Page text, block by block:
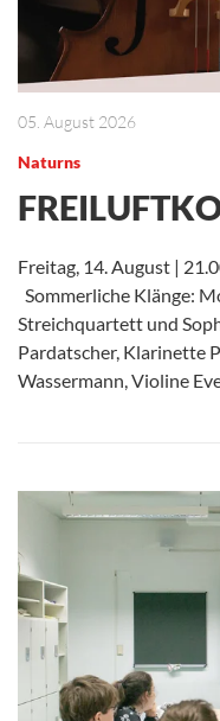
05. August 2026
Naturns
Freitag, 14. August |
Sommerliche Klänge:
Streichquartett und
Pardatscher, Klarinette
Wassermann, Violine